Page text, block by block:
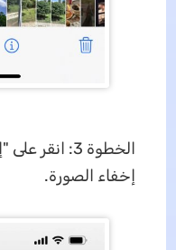
الخطوة 3:
إخفاء الصورة.